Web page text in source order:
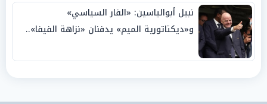
نبيل أبوالياسين: «الفار السياسي»
و«ديكتاتورية الميم» يدفنان «نزاهة الفيفا»..